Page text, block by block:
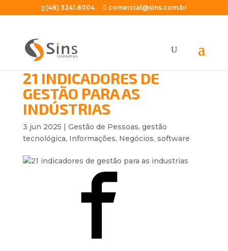
(48) 3241.8004 comercial@sins.com.br
21 INDICADORES DE
GESTÃO PARA AS
INDÚSTRIAS
3 jun 2025 | Gestão de Pessoas, gestão
tecnológica, Informações, Negócios, software